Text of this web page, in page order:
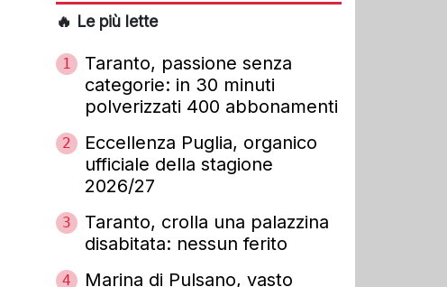
🔥 Le più lette
1
Taranto, passione senza
categorie: in 30 minuti
polverizzati 400 abbonamenti
2
Eccellenza Puglia, organico
ufficiale della stagione
2026/27
3
Taranto, crolla una palazzina
disabitata: nessun ferito
4
Marina di Pulsano, vasto